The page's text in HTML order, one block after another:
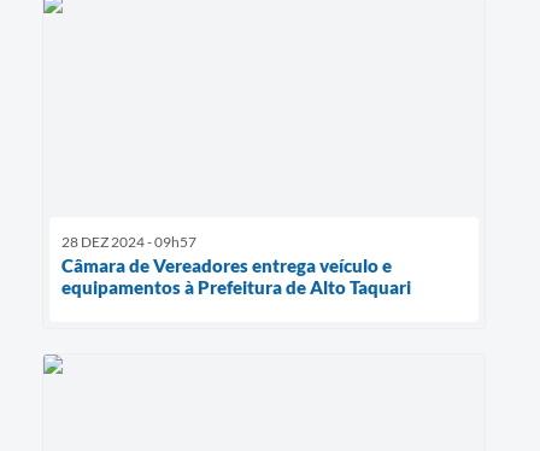
28 DEZ 2024 - 09h57
Câmara de Vereadores entrega veículo e
equipamentos à Prefeitura de Alto Taquari